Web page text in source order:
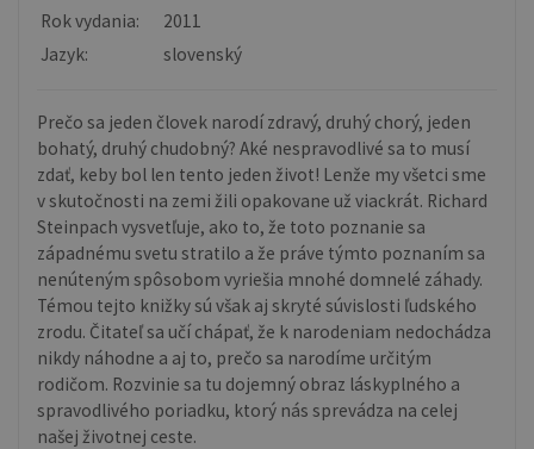
Rok vydania:
2011
Jazyk:
slovenský
Prečo sa jeden človek narodí zdravý, druhý chorý, jeden
bohatý, druhý chudobný? Aké nespravodlivé sa to musí
zdať, keby bol len tento jeden život! Lenže my všetci sme
v skutočnosti na zemi žili opakovane už viackrát. Richard
Steinpach vysvetľuje, ako to, že toto poznanie sa
západnému svetu stratilo a že práve týmto poznaním sa
nenúteným spôsobom vyriešia mnohé domnelé záhady.
Témou tejto knižky sú však aj skryté súvislosti ľudského
zrodu. Čitateľ sa učí chápať, že k narodeniam nedochádza
nikdy náhodne a aj to, prečo sa narodíme určitým
rodičom. Rozvinie sa tu dojemný obraz láskyplného a
spravodlivého poriadku, ktorý nás sprevádza na celej
našej životnej ceste.